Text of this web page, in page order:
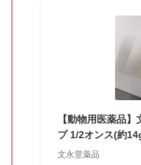
【動物用医薬品
プ 1/2オンス(約
文永堂薬品